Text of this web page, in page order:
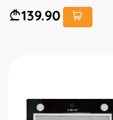
139.90